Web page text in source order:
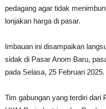
pedagang agar tidak
lonjakan harga di pasar.
Imbauan ini disampaikan
sidak di Pasar Anom Baru,
pada Selasa, 25 Februari 2025.
Tim gabungan yang terdiri dari